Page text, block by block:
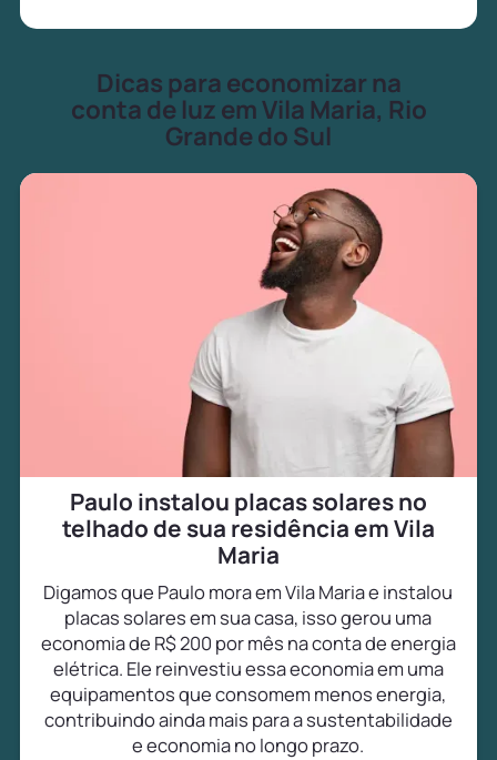
Dicas para economizar na
conta de luz em Vila Maria, Rio
Grande do Sul
Paulo instalou placas solares no
telhado de sua residência em Vila
Maria
Digamos que Paulo mora em Vila Maria e instalou
placas solares em sua casa, isso gerou uma
economia de R$ 200 por mês na conta de energia
elétrica. Ele reinvestiu essa economia em uma
equipamentos que consomem menos energia,
contribuindo ainda mais para a sustentabilidade
e economia no longo prazo.